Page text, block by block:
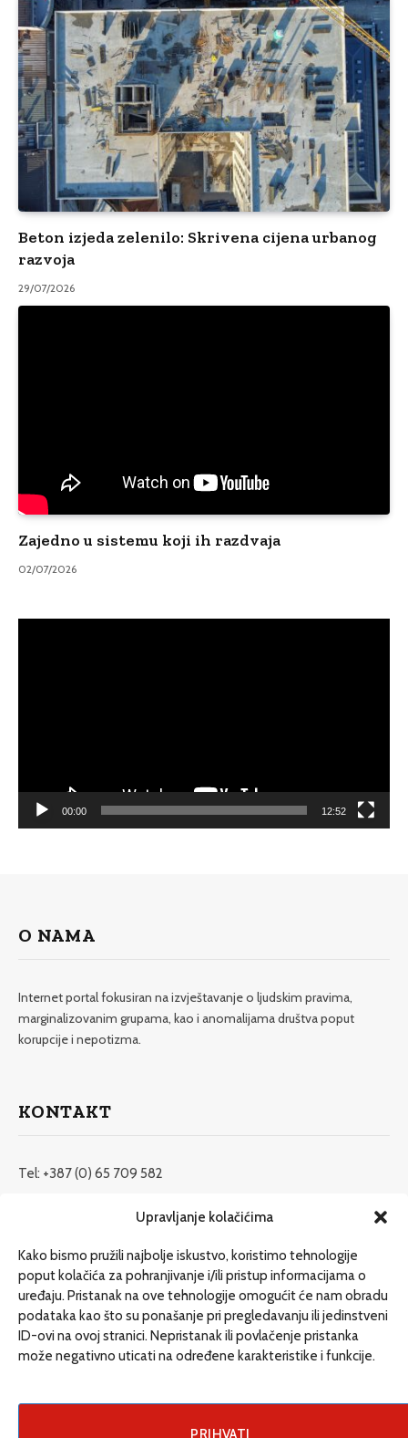
Upravljanje kolačićima
Kako bismo pružili najbolje iskustvo, koristimo tehnologije
poput kolačića za pohranjivanje i/ili pristup informacijama o
uređaju. Pristanak na ove tehnologije omogućit će nam obradu
podataka kao što su ponašanje pri pregledavanju ili jedinstveni
ID-ovi na ovoj stranici. Nepristanak ili povlačenje pristanka
može negativno uticati na određene karakteristike i funkcije.
PRIHVATI
Beton izjeda zelenilo: Skrivena cijena urbanog
razvoja
29/07/2026
Zajedno u sistemu koji ih razdvaja
02/07/2026
00:00 12:52
O NAMA
Internet portal fokusiran na izvještavanje o ljudskim pravima,
marginalizovanim grupama, kao i anomalijama društva poput
korupcije i nepotizma.
KONTAKT
Tel: +387 (0) 65 709 582
redakcija@etrafika.net
Dosije
Drugi pišu
Društvo